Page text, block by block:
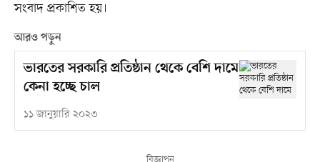
সংবাদ প্রকাশিত হয়।
আরও পড়ুন
ভারতের সরকারি প্রতিষ্ঠান থেকে বেশি দামে
কেনা হচ্ছে চাল
১১ জানুয়ারি ২০২৩